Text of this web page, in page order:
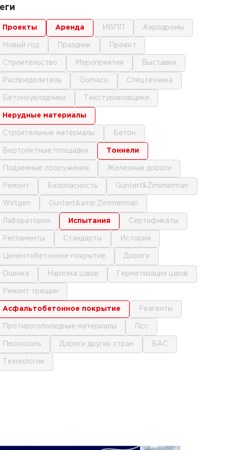
проекты аренда ИВПП аэродромы
новый год праздник проект
строительство мероприятия выставки
распределитель gomaco спецтехника
бетоноукладчики текстурировщики
нерудные материалы
строительные материалы бетон
вертолетные площадки тоннели
подземные сооружения железные дороги
ремонт безопасность Guntert&Zimmerman
Wirtgen Guntert&amp;Zimmerman
лаборатория испытания сертификаты
регламенты стандарты история
цементобетонное покрытие дороги
оценка нарезка швов герметизация швов
ремонт трещин
асфальтобетонное покрытие реагенты
противогололедные материалы псс
пескосоль дороги других стран БАС
технологии